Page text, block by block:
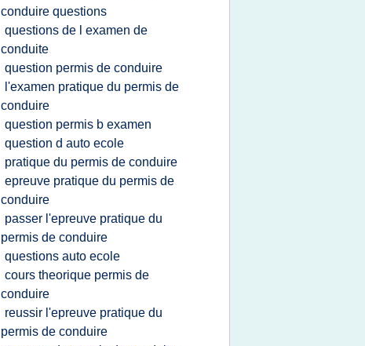
conduire questions
questions de l examen de
conduite
question permis de conduire
l'examen pratique du permis de
conduire
question permis b examen
question d auto ecole
pratique du permis de conduire
epreuve pratique du permis de
conduire
passer l'epreuve pratique du
permis de conduire
questions auto ecole
cours theorique permis de
conduire
reussir l'epreuve pratique du
permis de conduire